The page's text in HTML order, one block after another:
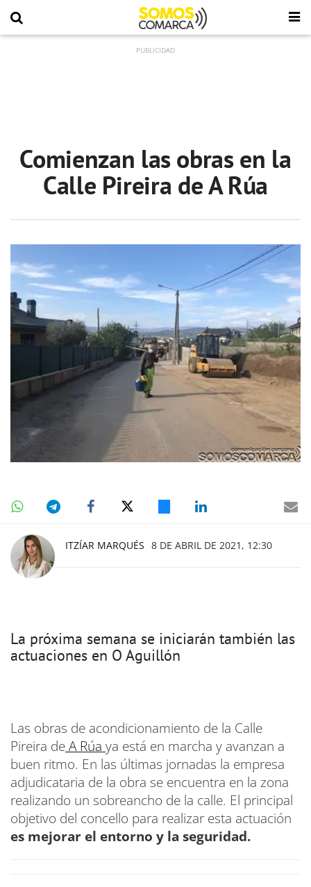
Comienzan las obras en la
Calle Pireira de A Rúa
ITZÍAR MARQUÉS 8 DE ABRIL DE 2021, 12:30
La próxima semana se iniciarán también las
actuaciones en O Aguillón
Las obras de acondicionamiento de la Calle
Pireira deA Rúa ya está en marcha y avanzan a
buen ritmo. En las últimas jornadas la empresa
adjudicataria de la obra se encuentra en la zona
realizando un sobreancho de la calle. El principal
objetivo del concello para realizar esta actuación
es mejorar el entorno y la seguridad.